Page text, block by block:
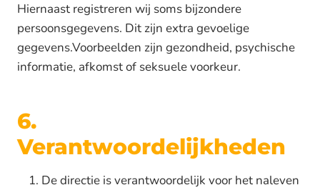
Hiernaast registreren wij soms bijzondere
persoonsgegevens. Dit zijn extra gevoelige
gegevens.Voorbeelden zijn gezondheid, psychische
informatie, afkomst of seksuele voorkeur.
6.
Verantwoordelijkheden
De directie is verantwoordelijk voor het naleven